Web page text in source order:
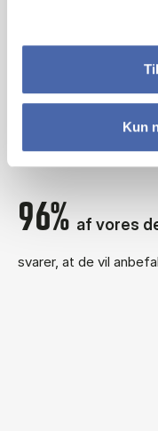
Kun
63%af vores
fået større ansvar
96% af vores
svarer, at de vil